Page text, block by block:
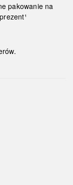
pakowanie na
prezent¹